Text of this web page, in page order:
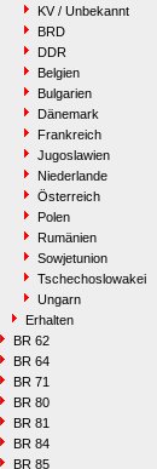
KV / Unbekannt
BRD
DDR
Belgien
Bulgarien
Dänemark
Frankreich
Jugoslawien
Niederlande
Österreich
Polen
Rumänien
Sowjetunion
Tschechoslowakei
Ungarn
Erhalten
BR 62
BR 64
BR 71
BR 80
BR 81
BR 84
BR 85